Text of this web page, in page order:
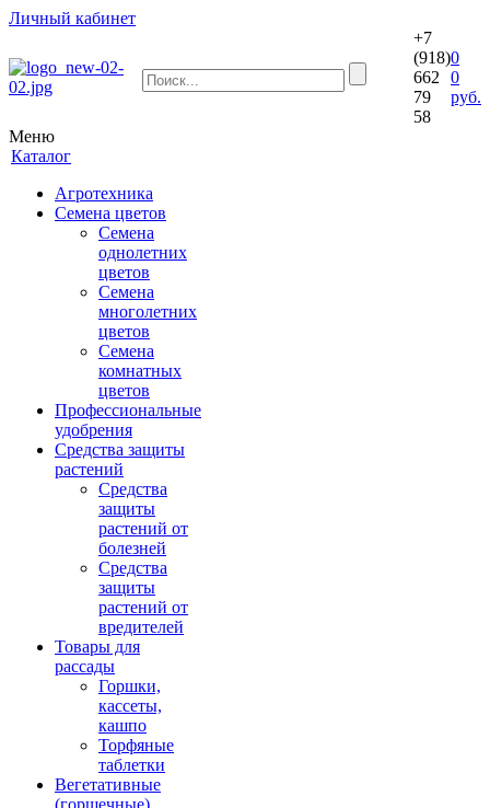
Личный кабинет
+7
(918)
662
79
58
0
0
руб.
Меню
Каталог
Агротехника
Семена цветов
Семена
однолетних
цветов
Семена
многолетних
цветов
Семена
комнатных
цветов
Профессиональные
удобрения
Средства защиты
растений
Средства
защиты
растений от
болезней
Средства
защиты
растений от
вредителей
Товары для
рассады
Горшки,
кассеты,
кашпо
Торфяные
таблетки
Вегетативные
(горшечные)